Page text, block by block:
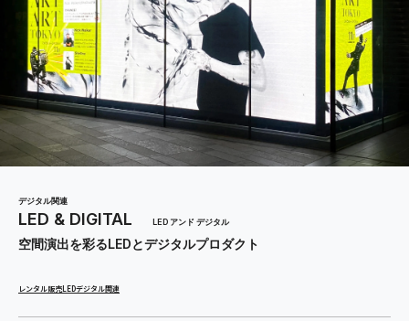
デジタル関連
LED & DIGITAL LED アンド デジタル
空間演出を彩るLEDとデジタルプロダクト
レンタル販売LEDデジタル関連